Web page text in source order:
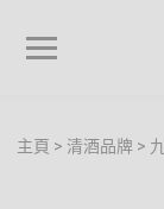
主頁 清酒品牌